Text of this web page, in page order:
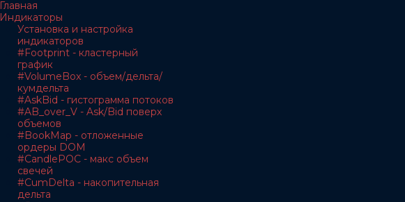
Главная
Индикаторы
Установка и настройка
индикаторов
#Footprint - кластерный
график
#VolumeBox - объем/дельта/
кумдельта
#AskBid - гистограмма потоков
#AB_over_V - Ask/Bid поверх
объемов
#BookMap - отложенные
ордеры DOM
#CandlePOC - макс объем
свечей
#CumDelta - накопительная
дельта